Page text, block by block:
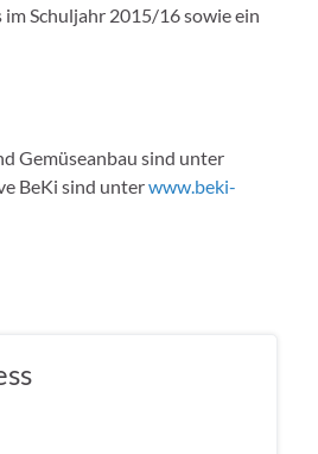
Schuljahr 2015/16 sowie ein
Gemüseanbau sind unter
BeKi sind unterwww.beki-